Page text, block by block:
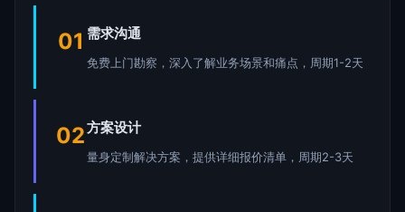
01 需求沟通
免费上门勘察，深入了解业务场景和痛点，周期1-2天
02方案设计
量身定制解决方案，提供详细报价清单，周期2-3天